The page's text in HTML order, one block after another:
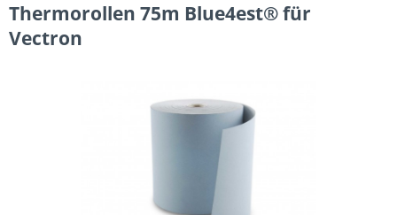
Thermorollen 75m Blue4est® für
Vectron